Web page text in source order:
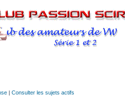
| Consulter les sujets actifs